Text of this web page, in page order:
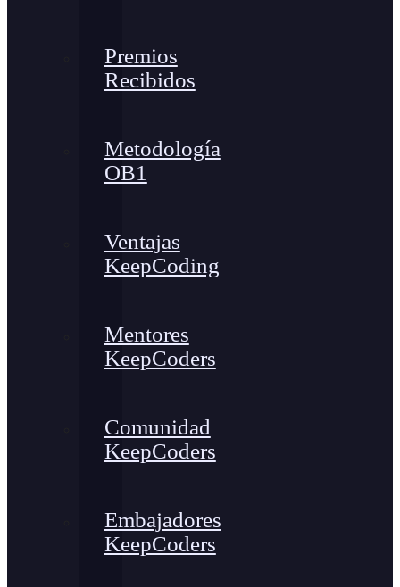
Premios
Recibidos
Metodología
OB1
Ventajas
KeepCoding
Mentores
KeepCoders
Comunidad
KeepCoders
Embajadores
KeepCoders